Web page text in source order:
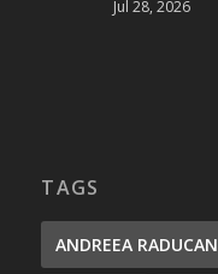
Jul 28, 2026
TAGS
ANDREEA RADUCAN